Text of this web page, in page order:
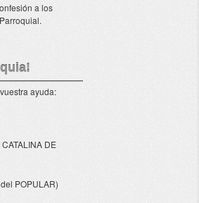
a los
ayuda:
DE
POPULAR)